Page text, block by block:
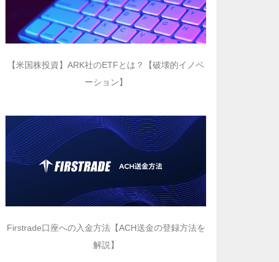
【米国株投資】ARK社のETFとは？【破壊的イノベ
ーション】
Firstrade口座への入金方法【ACH送金の登録方法を
解説】